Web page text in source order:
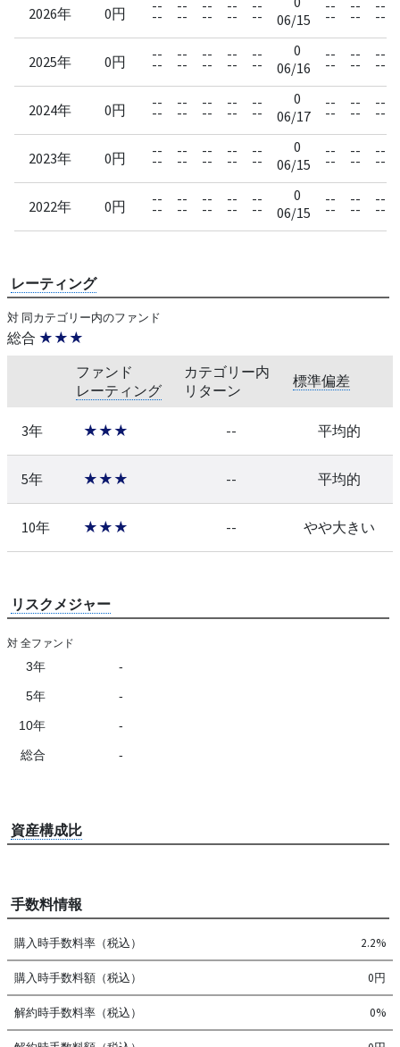
2026年 0円 --
--
--
--
--
--
--
--
--
--
06/15
--
--
--
--
--
--
2025年 0円 --
--
--
--
--
--
--
--
--
--
0
06/16
--
--
--
--
--
--
2024年 0円 --
--
--
--
--
--
--
--
--
--
0
06/17
--
--
--
--
--
--
2023年 0円 --
--
--
--
--
--
--
--
--
--
0
06/15
--
--
--
--
--
--
2022年 0円 --
--
--
--
--
--
--
--
--
--
0
06/15
--
--
--
--
--
--
レーティング
対 同カテゴリー内のファンド
総合 ★★★
ファンド
レーティング
カテゴリー内
リターン
標準偏差
3年 ★★★ -- 平均的
5年 ★★★ -- 平均的
10年 ★★★ -- やや大きい
リスクメジャー
対 全ファンド
3年 -
5年 -
10年 -
総合 -
資産構成比
手数料情報
購入時手数料率（税込） 2.2%
購入時手数料額（税込） 0円
解約時手数料率（税込） 0%